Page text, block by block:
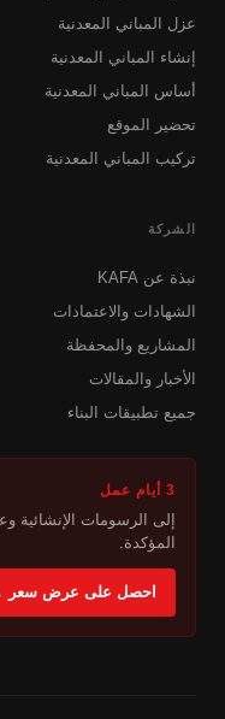
عزل المباني المعدنية
إنشاء المباني المعدنية
أساس المباني المعدنية
تحضير الموقع
تركيب المباني المعدنية
الشركة
نبذة عن KAFA
الشهادات والاعتمادات
المشاريع والمحفظة
الأخبار والمقالات
جميع تطبيقات البناء
3 أيام عمل
إلى الرسومات
المؤكدة.
احصل على عرض سعر